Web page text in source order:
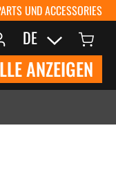
UND ACCESSORIES
ANZEIGEN
DE